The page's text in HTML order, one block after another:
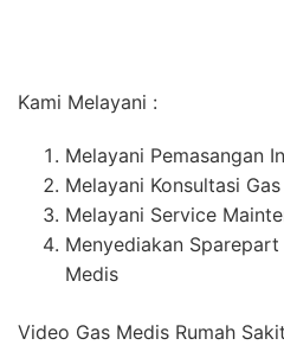
Kami Melayani :
Melayani Pemasangan
Melayani Konsultasi
Melayani Service
Menyediakan
Medis
Video Gas Medis Rumah